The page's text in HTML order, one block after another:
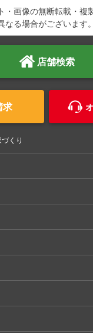
画像の無断転載・複
る場合がございます。
店舗検索
求
くり